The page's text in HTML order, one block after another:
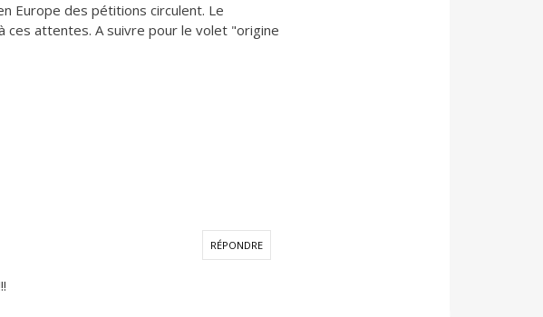
Europe des pétitions circulent. Le
ces attentes. A suivre pour le volet "origine
RÉPONDRE